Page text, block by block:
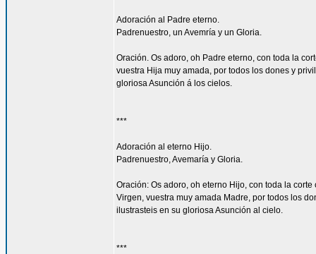
Adoración al Padre eterno.
Padrenuestro, un Avemría y un Gloria.
Oración. Os adoro, oh Padre eterno, con toda la
vuestra Hija muy amada, por todos los dones y
gloriosa Asunción á los cielos.
***
Adoración al eterno Hijo.
Padrenuestro, Avemaría y Gloria.
Oración: Os adoro, oh eterno Hijo, con toda la
Virgen, vuestra muy amada Madre, por todos los
ilustrasteis en su gloriosa Asunción al cielo.
***